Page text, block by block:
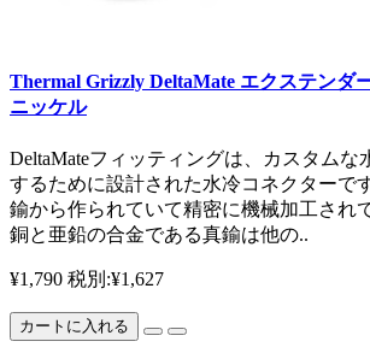
Thermal Grizzly DeltaMate エクステンダ
ニッケル
DeltaMateフィッティングは、カスタムな
するために設計された水冷コネクターで
鍮から作られていて精密に機械加工され
銅と亜鉛の合金である真鍮は他の..
¥1,790 税別:¥1,627
カートに入れる